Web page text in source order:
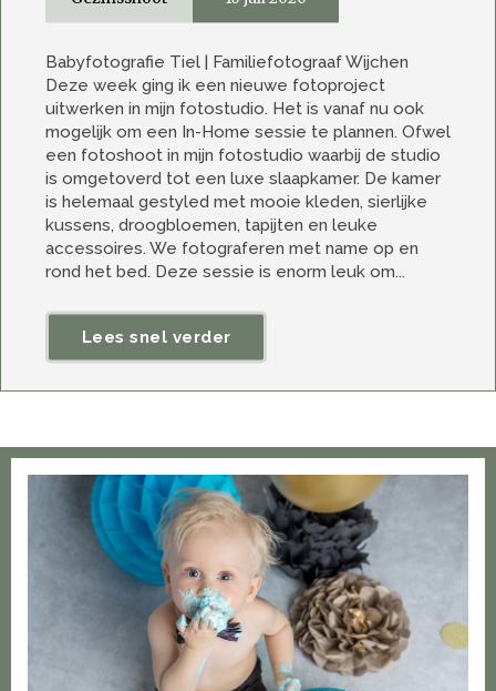
Babyfotografie Tiel | Familiefotograaf Wijchen
Deze week ging ik een nieuwe fotoproject
uitwerken in mijn fotostudio. Het is vanaf nu ook
mogelijk om een In-Home sessie te plannen. Ofwel
een fotoshoot in mijn fotostudio waarbij de studio
is omgetoverd tot een luxe slaapkamer. De kamer
is helemaal gestyled met mooie kleden, sierlijke
kussens, droogbloemen, tapijten en leuke
accessoires. We fotograferen met name op en
rond het bed. Deze sessie is enorm leuk om...
Lees snel verder